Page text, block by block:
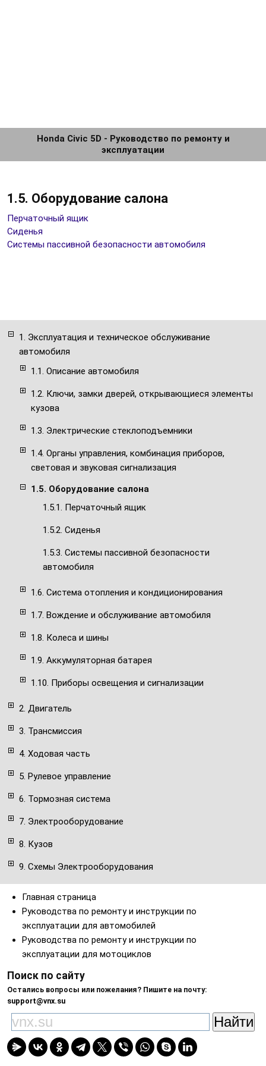
Honda Civic 5D - Руководство по ремонту и
эксплуатации
1. Эксплуатация и техническое обслуживание
автомобиля
1.1. Описание автомобиля
1.2. Ключи, замки дверей, открывающиеся элементы
кузова
1.3. Электрические стеклоподъемники
1.4. Органы управления, комбинация приборов,
световая и звуковая сигнализация
1.5. Оборудование салона
1.5.1. Перчаточный ящик
1.5.2. Сиденья
1.5.3. Системы пассивной безопасности
автомобиля
1.6. Система отопления и кондиционирования
1.7. Вождение и обслуживание автомобиля
1.8. Колеса и шины
1.9. Аккумуляторная батарея
1.10. Приборы освещения и сигнализации
2. Двигатель
3. Трансмиссия
4. Ходовая часть
5. Рулевое управление
6. Тормозная система
7. Электрооборудование
8. Кузов
9. Схемы Электрооборудования
1.5. Оборудование салона
Перчаточный ящик
Сиденья
Системы пассивной безопасности автомобиля
Главная страница
Руководства по ремонту и инструкции по
эксплуатации для автомобилей
Руководства по ремонту и инструкции по
эксплуатации для мотоциклов
Поиск по сайту
Остались вопросы или пожелания? Пишите на почту:
support@vnx.su